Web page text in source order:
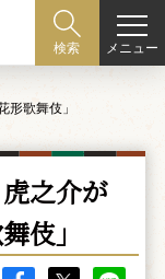
検索 メニュー
歌舞伎」
之介が
伎」